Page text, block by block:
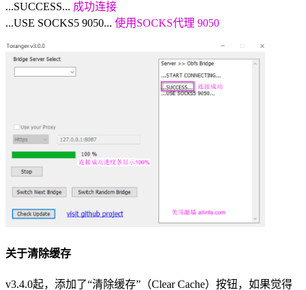
...SUCCESS... 成功连接
...USE SOCKS5 9050... 使用SOCKS代理 9050
关于清除缓存
v3.4.0起，添加了“清除缓存”（Clear Cache）按钮，如果觉得